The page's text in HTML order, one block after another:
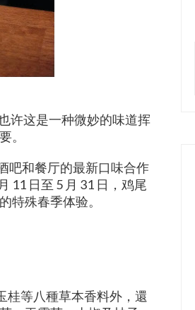
许这是一种微妙的味道挥
。
吧和餐厅的最新口味合作
11 日至 5 月 31 日，鸡尾
特殊春季体验。
桂等八種草本香料外，還